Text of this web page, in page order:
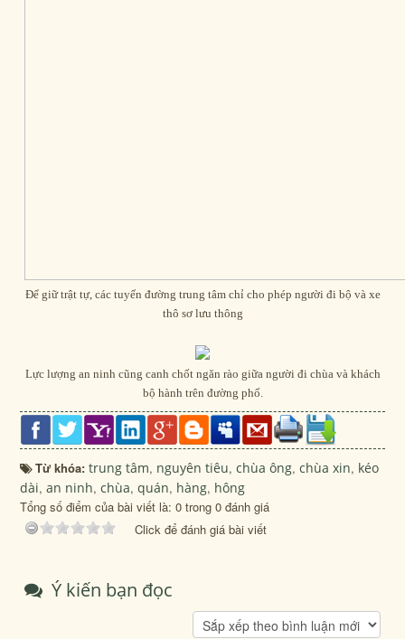
Để giữ trật tự, các tuyến đường trung tâm chỉ cho phép người đi bộ và xe
thô sơ lưu thông
Lực lượng an ninh cũng canh chốt ngăn rào giữa người đi chùa và khách
bộ hành trên đường phố.
Từ khóa:trung tâm, nguyên tiêu,chùa ông,chùa xin, kéo
dài,an ninh,chùa,quán, hàng, hông
Tổng số điểm của bài viết là: 0 trong 0 đánh giá
Click để đánh giá bài viết
Ý kiến bạn đọc